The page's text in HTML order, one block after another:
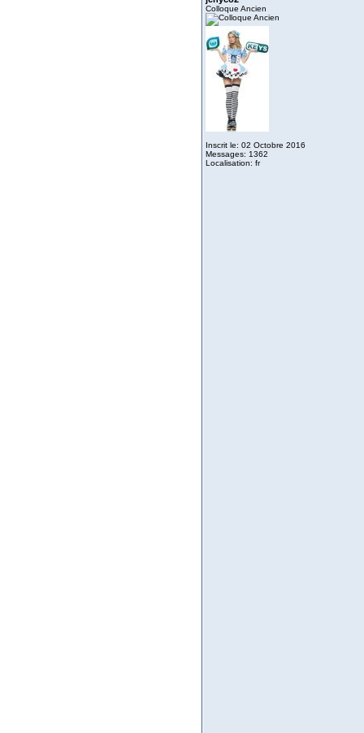
Colloque Ancien
Inscrit le: 02 Octobre 2016
Messages: 1362
Localisation: fr